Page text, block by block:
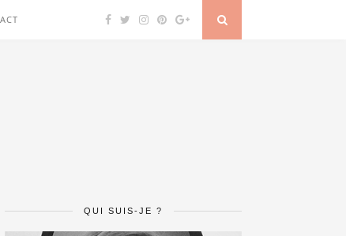
QUI SUIS-JE ?